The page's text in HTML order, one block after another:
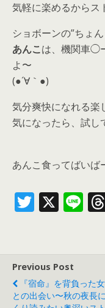
気軽に楽めるからス
ショボーンの”ちょ
あんこは、機関車◯
よ〜
(●´∀｀●)
気分爽快になれる楽
気になったら、 試し
あんこ食ってばいば
T
er
X Li
Previous Post
『宿命』を背負った
との出会い〜秋の夜長